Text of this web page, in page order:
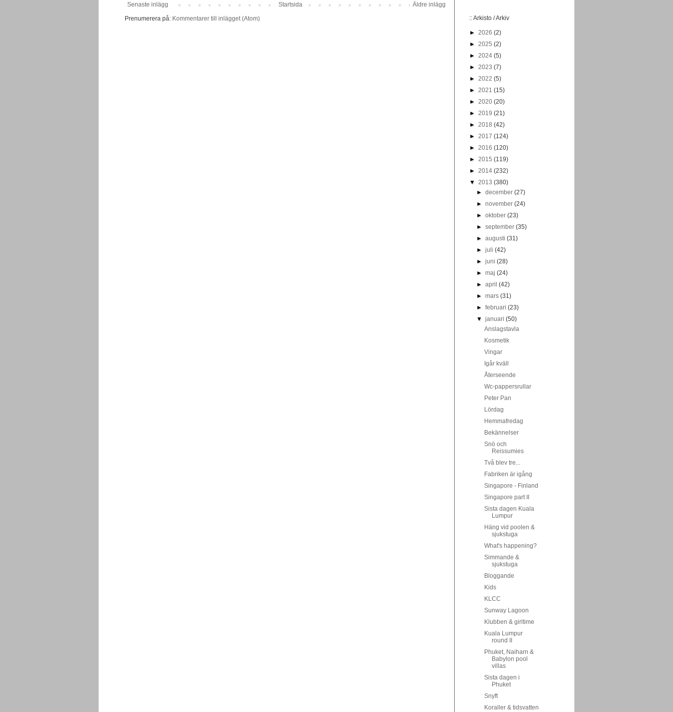
Senaste inlägg Äldre inlägg
Startsida
Prenumerera på: Kommentarer till inlägget (Atom) :: Arkisto / Arkiv
► 2026 (2)
► 2025 (2)
► 2024 (5)
► 2023 (7)
► 2022 (5)
► 2021 (15)
► 2020 (20)
► 2019 (21)
► 2018 (42)
► 2017 (124)
► 2016 (120)
► 2015 (119)
► 2014 (232)
▼ 2013 (380)
►december(27)
►november(24)
►oktober(23)
►september(35)
►augusti(31)
►juli(42)
►juni(28)
►maj(24)
►april(42)
►mars(31)
►februari(23)
▼januari(50)
Anslagstavla
Kosmetik
Vingar
Igår kväll
Återseende
Wc-pappersrullar
Peter Pan
Lördag
Hemmafredag
Bekännelser
Snö och
Reissumies
Två blev tre...
Fabriken är igång
Singapore - Finland
Singapore part II
Sista dagen Kuala
Lumpur
Häng vid poolen &
sjukstuga
What's happening?
Simmande &
sjukstuga
Bloggande
Kids
KLCC
Sunway Lagoon
Klubben & girltime
Kuala Lumpur
round II
Phuket, Naiharn &
Babylon pool
villas
Sista dagen i
Phuket
Snyft
Koraller & tidsvatten